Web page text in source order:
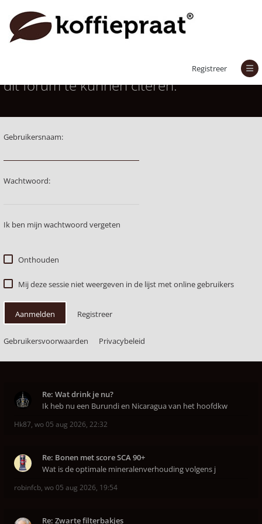
Registreer
Je moet aangemeld zijn om berichten in
dit forum te kunnen citeren.
Gebruikersnaam:
Wachtwoord:
Ik ben mijn wachtwoord vergeten
Onthouden
Mij deze sessie niet weergeven in de lijst met online gebruikers
Aanmelden Registreer
Gebruikersvoorwaarden Privacybeleid
Re: Wat drink je nu?
Ik heb nu een Burundi en Nicaragua van het hoofdkw
Hk87, wo 05 aug 2026, 22:32
Re: Bonen met score SCA 90+
Wat is de optimale mineralenverhouding volgens j
robinfcb, wo 05 aug 2026, 19:54
Re: Zwarte filterbakjes